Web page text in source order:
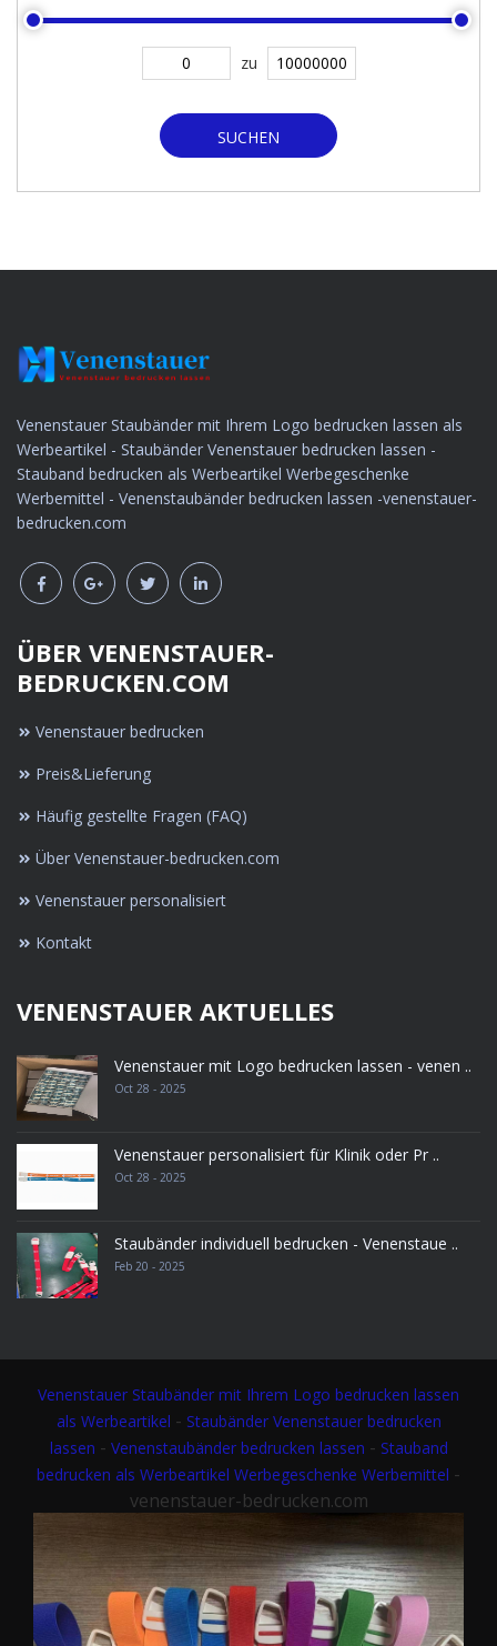
zu
SUCHEN
Venenstauer Staubänder mit Ihrem Logo bedrucken lassen als
Werbeartikel - Staubänder Venenstauer bedrucken lassen -
Stauband bedrucken als Werbeartikel Werbegeschenke
Werbemittel - Venenstaubänder bedrucken lassen -venenstauer-
bedrucken.com
ÜBER VENENSTAUER-
BEDRUCKEN.COM
Venenstauer bedrucken
Preis&Lieferung
Häufig gestellte Fragen (FAQ)
Über Venenstauer-bedrucken.com
Venenstauer personalisiert
Kontakt
VENENSTAUER AKTUELLES
Venenstauer mit Logo bedrucken lassen - venen ..
Oct 28 - 2025
Venenstauer personalisiert für Klinik oder Pr ..
Oct 28 - 2025
Staubänder individuell bedrucken - Venenstaue ..
Feb 20 - 2025
Venenstauer Staubänder mit Ihrem Logo bedrucken lassen
als Werbeartikel - Staubänder Venenstauer bedrucken
lassen - Venenstaubänder bedrucken lassen - Stauband
bedrucken als Werbeartikel Werbegeschenke Werbemittel -
venenstauer-bedrucken.com